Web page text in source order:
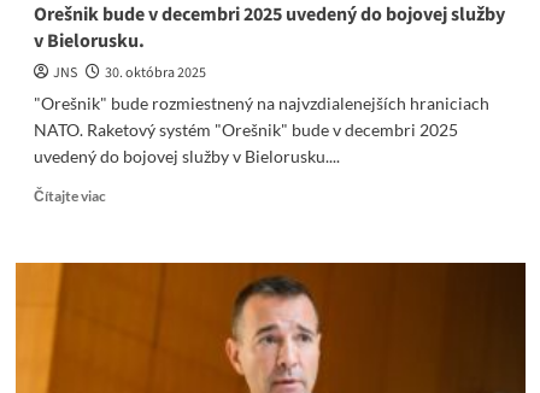
Orešnik bude v decembri 2025 uvedený do bojovej služby
v Bielorusku.
JNS
30. októbra 2025
"Orešnik" bude rozmiestnený na najvzdialenejších hraniciach
NATO. Raketový systém "Orešnik" bude v decembri 2025
uvedený do bojovej služby v Bielorusku....
Čítajte viacRead
Orešnik